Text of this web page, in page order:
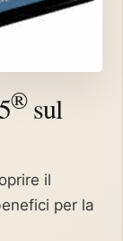
®sul
il
per la